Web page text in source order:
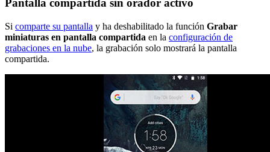
Pantalla compartida sin orador activo
Si comparte su pantalla y ha deshabilitado la función Grabar
miniaturas en pantalla compartida en la configuración de
grabaciones en la nube, la grabación solo mostrará la pantalla
compartida.